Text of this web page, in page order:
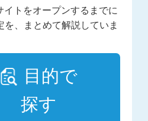
イトをオープンするまでに
を、まとめて解説していま
目的で
探す